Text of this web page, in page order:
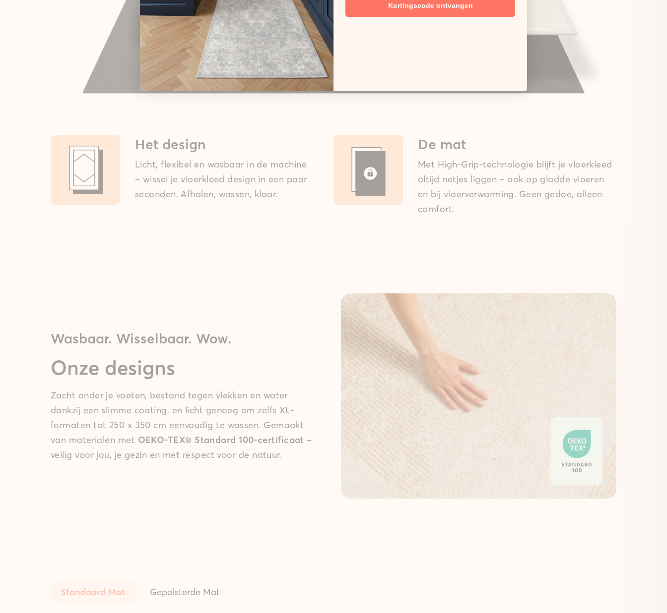
Het design
Licht, flexibel en wasbaar in de machine
– wissel je vloerkleed design in een paar
seconden. Afhalen, wassen, klaar.
De mat
Met High-Grip-technologie blijft je vloerkleed
altijd netjes liggen – ook op gladde vloeren
en bij vloerverwarming. Geen gedoe, alleen
comfort.
Wasbaar. Wisselbaar. Wow.
Onze designs
Zacht onder je voeten, bestand tegen vlekken en water
dankzij een slimme coating, en licht genoeg om zelfs XL-
formaten tot 250 x 350 cm eenvoudig te wassen. Gemaakt
van materialen met OEKO-TEX® Standard 100-certificaat –
veilig voor jou, je gezin en met respect voor de natuur.
Standaard Mat Gepolsterde Mat
Kortingscode ontvangen